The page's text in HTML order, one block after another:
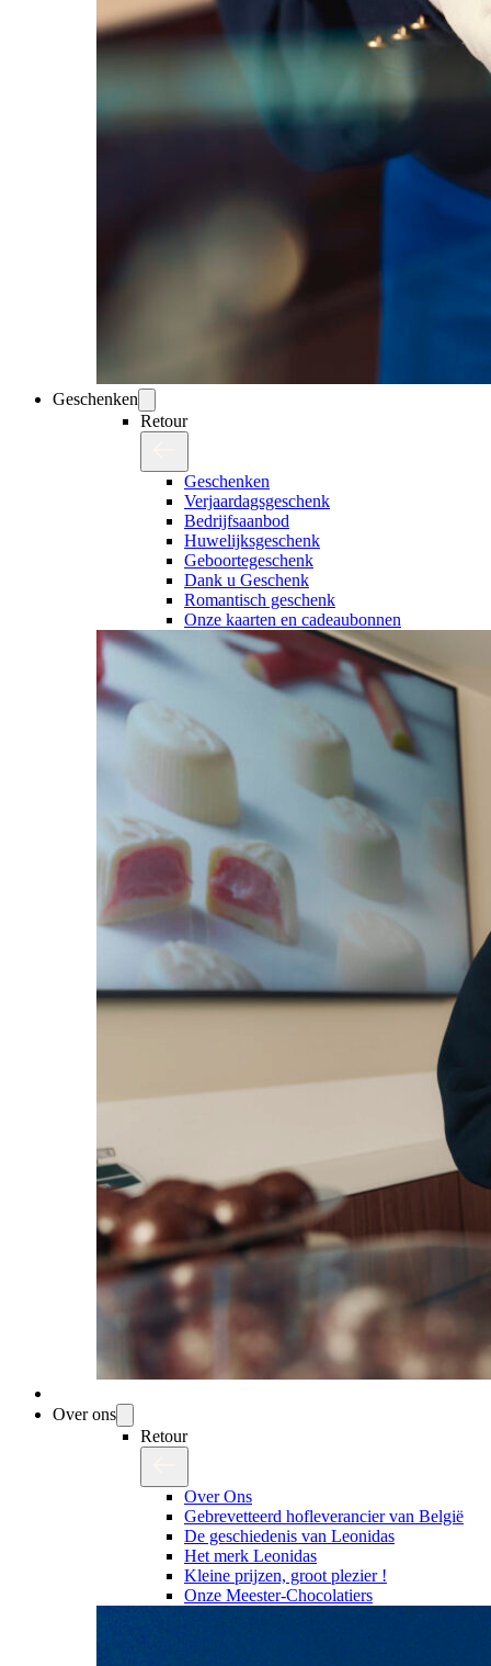
Geschenken
Retour
Geschenken
Verjaardagsgeschenk
Bedrijfsaanbod
Huwelijksgeschenk
Geboortegeschenk
Dank u Geschenk
Romantisch geschenk
Onze kaarten en cadeaubonnen
Over ons
Retour
Over Ons
Gebrevetteerd hofleverancier van België
De geschiedenis van Leonidas
Het merk Leonidas
Kleine prijzen, groot plezier !
Onze Meester-Chocolatiers